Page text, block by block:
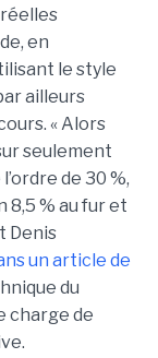
en
le style
ailleurs
« Alors
seulement
de 30 %,
% au fur et
Denis
un article de
du
charge de